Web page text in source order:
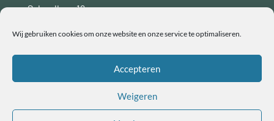
Wij gebruiken cookies om onze website en onze service te optimaliseren.
Accepteren
Weigeren
Schoollaan 16